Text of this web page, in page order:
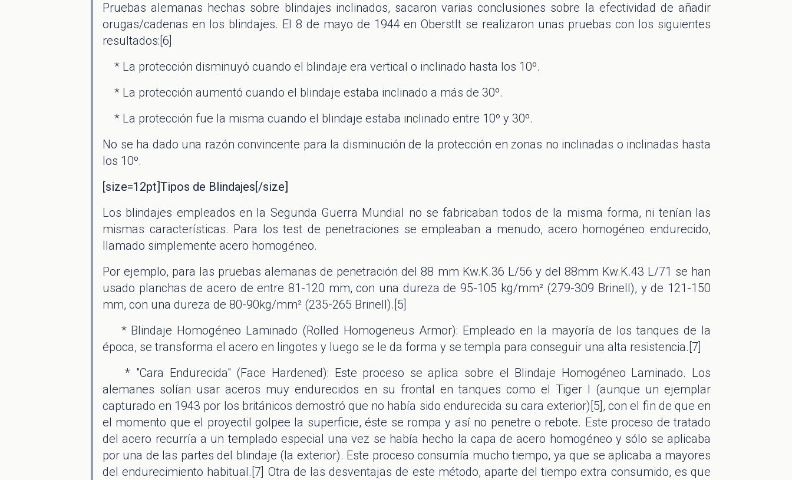
Pruebas alemanas hechas sobre blindajes inclinados, sacaron varias conclusiones sobre la efectividad de añadir
orugas/cadenas en los blindajes. El 8 de mayo de 1944 en Oberstlt se realizaron unas pruebas con los siguientes
resultados:[6]
* La protección disminuyó cuando el blindaje era vertical o inclinado hasta los 10º.
* La protección aumentó cuando el blindaje estaba inclinado a más de 30º.
* La protección fue la misma cuando el blindaje estaba inclinado entre 10º y 30º.
No se ha dado una razón convincente para la disminución de la protección en zonas no inclinadas o inclinadas hasta
los 10º.
[size=12pt]Tipos de Blindajes[/size]
Los blindajes empleados en la Segunda Guerra Mundial no se fabricaban todos de la misma forma, ni tenían las
mismas características. Para los test de penetraciones se empleaban a menudo, acero homogéneo endurecido,
llamado simplemente acero homogéneo.
Por ejemplo, para las pruebas alemanas de penetración del 88 mm Kw.K.36 L/56 y del 88mm Kw.K.43 L/71 se han
usado planchas de acero de entre 81-120 mm, con una dureza de 95-105 kg/mm² (279-309 Brinell), y de 121-150
mm, con una dureza de 80-90kg/mm² (235-265 Brinell).[5]
* Blindaje Homogéneo Laminado (Rolled Homogeneus Armor): Empleado en la mayoría de los tanques de la
época, se transforma el acero en lingotes y luego se le da forma y se templa para conseguir una alta resistencia.[7]
* "Cara Endurecida" (Face Hardened): Este proceso se aplica sobre el Blindaje Homogéneo Laminado. Los
alemanes solían usar aceros muy endurecidos en su frontal en tanques como el Tiger I (aunque un ejemplar
capturado en 1943 por los británicos demostró que no había sido endurecida su cara exterior)[5], con el fin de que en
el momento que el proyectil golpee la superficie, éste se rompa y así no penetre o rebote. Este proceso de tratado
del acero recurría a un templado especial una vez se había hecho la capa de acero homogéneo y sólo se aplicaba
por una de las partes del blindaje (la exterior). Este proceso consumía mucho tiempo, ya que se aplicaba a mayores
del endurecimiento habitual.[7] Otra de las desventajas de este método, aparte del tiempo extra consumido, es que